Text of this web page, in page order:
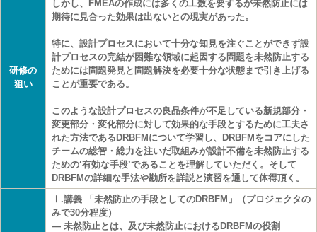
研修の
狙い
しかし、FMEAの作成には多くの工数を要するが未然防止には
期待に見合った効果は出ないとの現実があった。
特に、設計プロセスにおいて十分な知見を注ぐことができず設
計プロセスの完結が困難な領域に起因する問題を未然防止する
ためには問題発見と問題解決を必要十分な状態まで引き上げる
ことが重要である。
このような設計プロセスの良品条件が不足している新規部分・
変更部分・変化部分に対して効果的な手段とするために工夫さ
れた方法であるDRBFMについて学習し、DRBFMをコアにした
チームの総智・総力を注いだ取組みが設計不備を未然防止する
ための‘有効な手段’であることを理解していただく。そして
DRBFMの詳細な手法や勘所を詳説と演習を通して体得頂く。
Ⅰ.講義 「未然防止の手段としてのDRBFM」（プロジェクタの
みで30分程度）
― 未然防止とは、及び未然防止におけるDRBFMの役割